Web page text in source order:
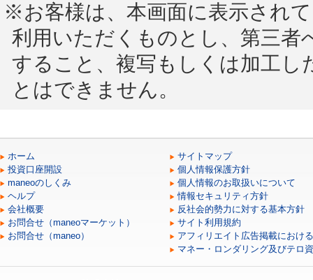
※お客様は、本画面に表示され
利用いただくものとし、第三者
すること、複写もしくは加工し
とはできません。
ホーム
投資口座開設
maneoのしくみ
ヘルプ
会社概要
お問合せ（maneoマーケット）
お問合せ（maneo）
サイトマップ
個人情報保護方針
個人情報のお取扱いについて
情報セキュリティ方針
反社会的勢力に対する基本方針
サイト利用規約
アフィリエイト広告掲載におけ
マネー・ロンダリング及びテロ